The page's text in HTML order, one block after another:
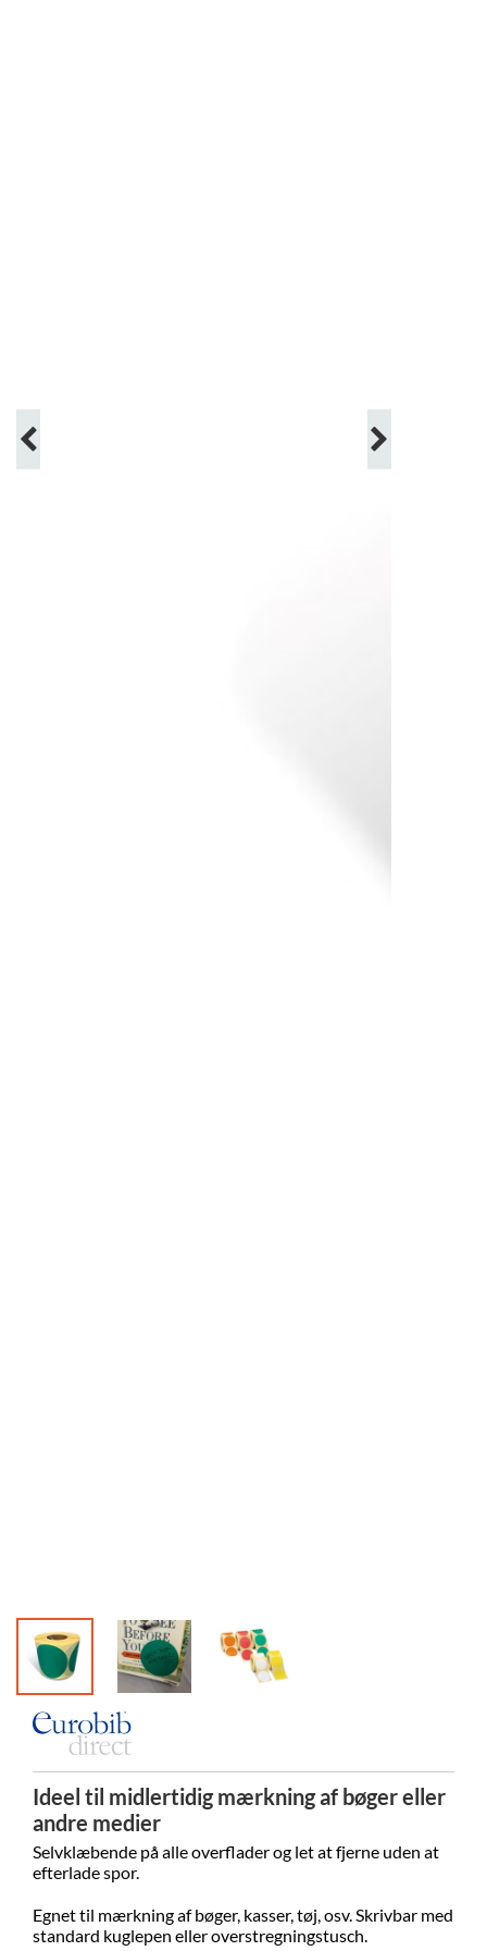
Ideel til midlertidig mærkning af bøger eller
andre medier
Selvklæbende på alle overflader og let at fjerne uden at
efterlade spor.
Egnet til mærkning af bøger, kasser, tøj, osv. Skrivbar med
standard kuglepen eller overstregningstusch.